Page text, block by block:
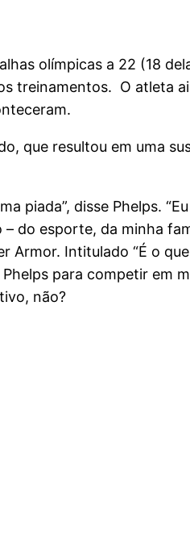
olímpicas a 22 (18
treinamentos. O atleta
que resultou em uma
piada”, disse Phelps.
do esporte, da minha
Armor. Intitulado “É o
para competir em
não?